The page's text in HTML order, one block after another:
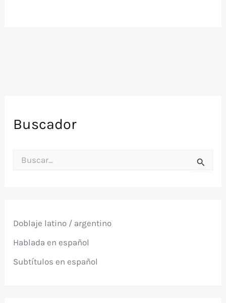
Buscador
o
:
Doblaje latino / argentino
Hablada en español
Subtítulos en español